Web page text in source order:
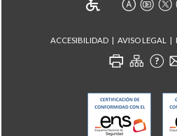
ACCESIBILIDAD AVISO LEGAL